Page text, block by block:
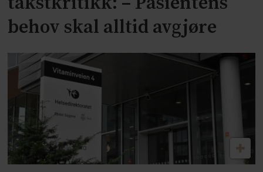
behov skal alltid avgjøre